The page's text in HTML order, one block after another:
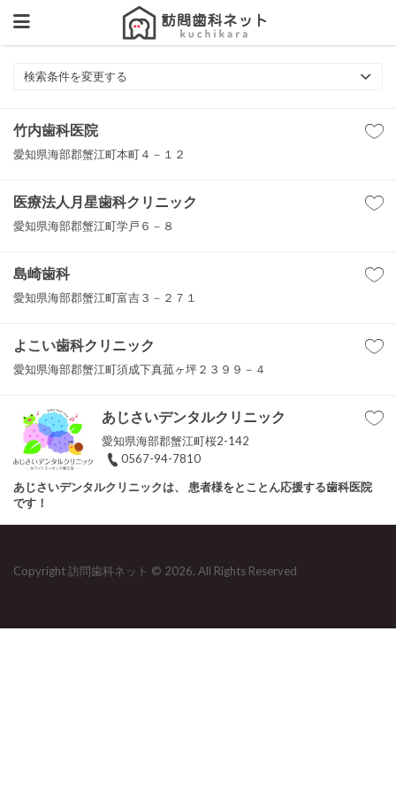
検索条件を変更する
竹内歯科医院
愛知県海部郡蟹江町本町４－１２
医療法人月星歯科クリニック
愛知県海部郡蟹江町学戸６－８
島崎歯科
愛知県海部郡蟹江町富吉３－２７１
よこい歯科クリニック
愛知県海部郡蟹江町須成下真菰ヶ坪２３９９－４
あじさいデンタルクリニック
愛知県海部郡蟹江町桜2-142
0567-94-7810
あじさいデンタルクリニックは、 患者様をとことん応援する歯科医院
です！
Copyright 訪問歯科ネット © 2026. All Rights Reserved